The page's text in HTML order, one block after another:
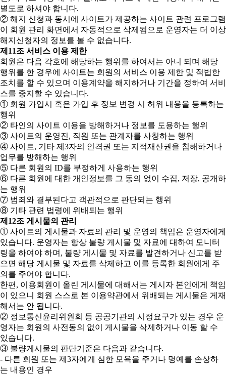
별도로 하셔야 합니다.
② 해지 신청과 동시에 사이트가 제공하는 사이트 관련 프로그램
이 회원 관리 화면에서 자동적으로 삭제됨으로 운영자는 더 이상
해지신청자의 정보를 볼 수 없습니다.
제11조 서비스 이용 제한
회원은 다음 각호에 해당하는 행위를 하여서는 아니 되며 해당
행위를 한 경우에 사이트는 회원의 서비스 이용 제한 및 적법한
조치를 할 수 있으며 이용계약을 해지하거나 기간을 정하여 서비
스를 중지할 수 있습니다.
① 회원 가입시 혹은 가입 후 정보 변경 시 허위 내용을 등록하는
행위
② 타인의 사이트 이용을 방해하거나 정보를 도용하는 행위
③ 사이트의 운영진, 직원 또는 관계자를 사칭하는 행위
④ 사이트, 기타 제3자의 인격권 또는 지적재산권을 침해하거나
업무를 방해하는 행위
⑤ 다른 회원의 ID를 부정하게 사용하는 행위
⑥ 다른 회원에 대한 개인정보를 그 동의 없이 수집, 저장, 공개하
는 행위
⑦ 범죄와 결부된다고 객관적으로 판단되는 행위
⑧ 기타 관련 법령에 위배되는 행위
제12조 게시물의 관리
① 사이트의 게시물과 자료의 관리 및 운영의 책임은 운영자에게
있습니다. 운영자는 항상 불량 게시물 및 자료에 대하여 모니터
링을 하여야 하며, 불량 게시물 및 자료를 발견하거나 신고를 받
으면 해당 게시물 및 자료를 삭제하고 이를 등록한 회원에게 주
의를 주어야 합니다.
한편, 이용회원이 올린 게시물에 대해서는 게시자 본인에게 책임
이 있으니 회원 스스로 본 이용약관에서 위배되는 게시물은 게재
해서는 안 됩니다.
② 정보통신윤리위원회 등 공공기관의 시정요구가 있는 경우 운
영자는 회원의 사전동의 없이 게시물을 삭제하거나 이동 할 수
있습니다.
③ 불량게시물의 판단기준은 다음과 같습니다.
- 다른 회원 또는 제3자에게 심한 모욕을 주거나 명예를 손상하
는 내용인 경우